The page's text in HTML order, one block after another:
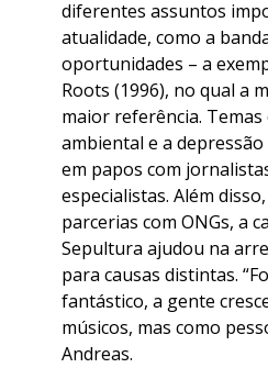
diferentes assuntos
atualidade, como a
oportunidades – a
Roots (1996), no qual a
maior referência.
ambiental e a
em papos com
especialistas. Além
parcerias com ONGs, a
Sepultura ajudou na
para causas distintas.
fantástico, a gente
músicos, mas como
Andreas.